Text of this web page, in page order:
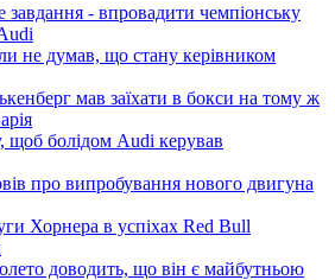
завдання - впровадити чемпіонську
не думав, що стану керівником
мав заїхати в бокси на тому ж
щоб болідом Audi керував
про випробування нового двигуна
Хорнера в успіхах Red Bull
доводить, що він є майбутньою